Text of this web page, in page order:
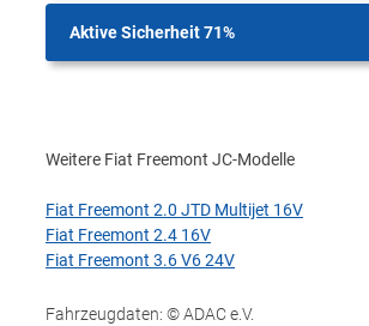
Aktive Sicherheit 71%
Weitere Fiat Freemont JC-Modelle
Fiat Freemont 2.0 JTD Multijet 16V
Fiat Freemont 2.4 16V
Fiat Freemont 3.6 V6 24V
Fahrzeugdaten: © ADAC e.V.